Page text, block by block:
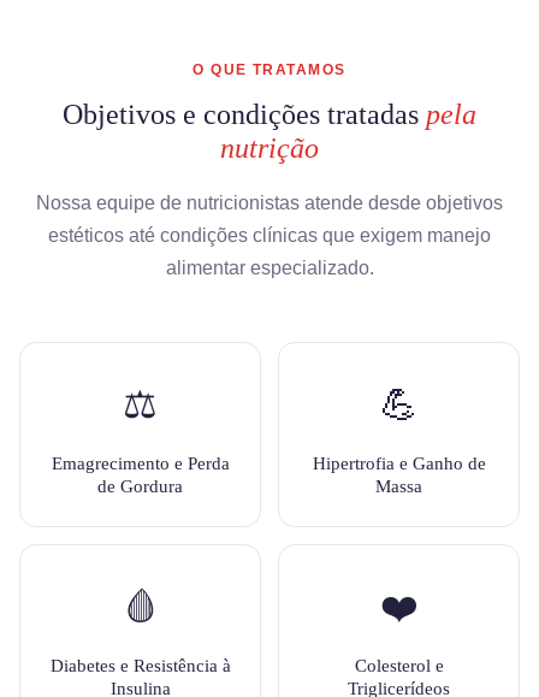
O QUE TRATAMOS
Objetivos e condições tratadas pela
nutrição
Nossa equipe de nutricionistas atende desde objetivos
estéticos até condições clínicas que exigem manejo
alimentar especializado.
⚖️
Emagrecimento e Perda
de Gordura
💪
Hipertrofia e Ganho de
Massa
🩸
Diabetes e Resistência à
Insulina
❤️
Colesterol e
Triglicerídeos